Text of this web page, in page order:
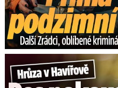
Hrůza v Havířově: Pes pokousal